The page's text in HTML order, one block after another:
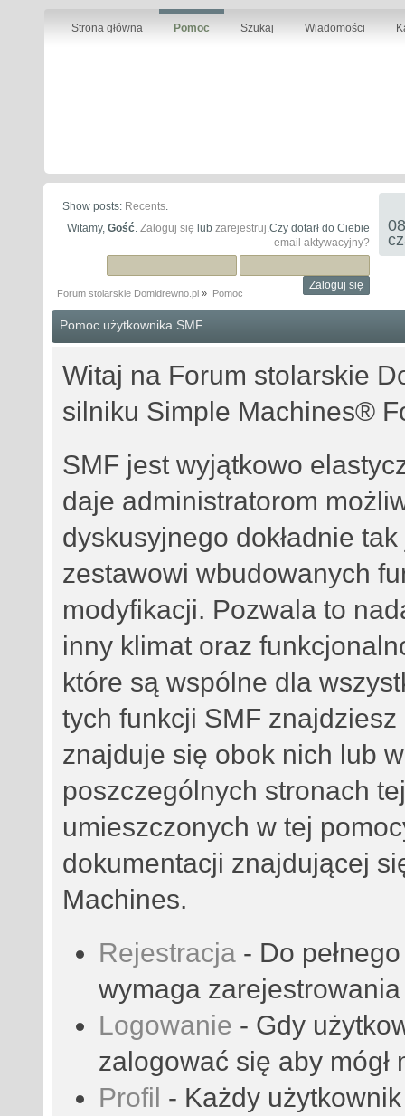
Strona główna Pomoc Szukaj Wiadomości
Show posts: Recents.
Witamy, Gość. Zaloguj się lub zarejestruj.Czy dotarł do Ciebie
email aktywacyjny?
Forum stolarskie Domidrewno.pl » Pomoc
Pomoc użytkownika SMF
Witaj na Forum stolarskie
silniku Simple Machines®
SMF jest wyjątkowo
daje administratorom
dyskusyjnego dokładnie
zestawowi wbudowanych
modyfikacji. Pozwala to
inny klimat oraz
które są wspólne dla
tych funkcji SMF
znajduje się obok nich lub
poszczególnych stronach
umieszczonych w tej
dokumentacji znajdującej
Machines.
Rejestracja - Do
wymaga
Logowanie - Gdy
zalogować się aby
Profil - Każdy